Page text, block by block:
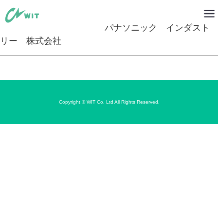
パナソニック インダスト
リー 株式会社
Copyright © WIT Co. Ltd All Rights Reserved.